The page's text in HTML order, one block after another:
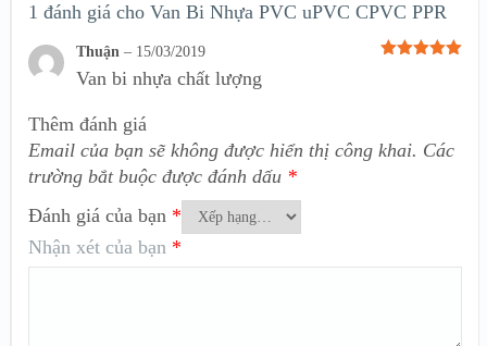
1 đánh giá cho Van Bi Nhựa PVC uPVC CPVC PPR
Thuận – 15/03/2019
Van bi nhựa chất lượng
Thêm đánh giá
Email của bạn sẽ không được hiển thị công khai. Các
trường bắt buộc được đánh dấu *
Đánh giá của bạn *
Nhận xét của bạn *